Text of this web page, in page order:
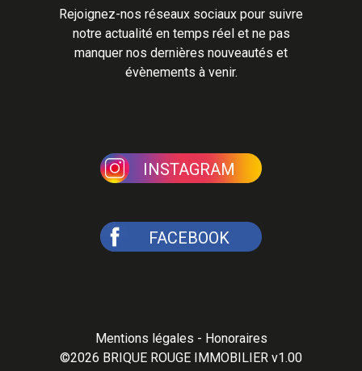
Rejoignez-nos réseaux sociaux pour suivre
notre actualité en temps réel et ne pas
manquer nos dernières nouveautés et
évènements à venir.
INSTAGRAM
FACEBOOK
Mentions légales - Honoraires
©2026 BRIQUE ROUGE IMMOBILIER v1.00